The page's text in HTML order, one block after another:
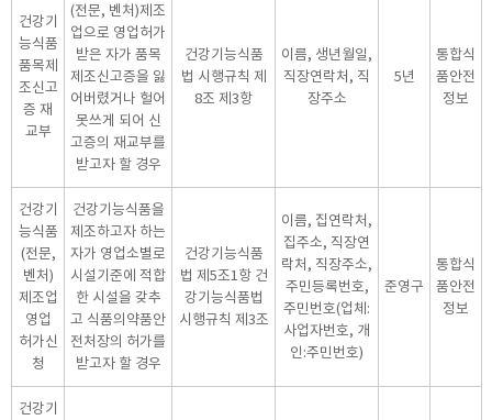
건강기
능식품
품목제
조신고
증 재
교부
(전문, 벤처)제조
업으로 영업허가
받은 자가 품목
제조신고증을 잃
어버렸거나 헐어
못쓰게 되어 신
고증의 재교부를
받고자 할 경우
건강기능식품
법 시행규칙 제
8조 제3항
이름, 생년월일,
직장연락처, 직
장주소
5년
통합식
품안전
정보
건강기
능식품
(전문,
벤처)
제조업
영업
허가신
청
건강기능식품을
제조하고자 하는
자가 영업소별로
시설기준에 적합
한 시설을 갖추
고 식품의약품안
전처장의 허가를
받고자 할 경우
건강기능식품
법 제5조1항 건
강기능식품법
시행규칙 제3조
이름, 집연락처,
집주소, 직장연
락처, 직장주소,
주민등록번호,
주민번호(업체:
사업자번호, 개
인:주민번호)
준영구
통합식
품안전
정보
건강기